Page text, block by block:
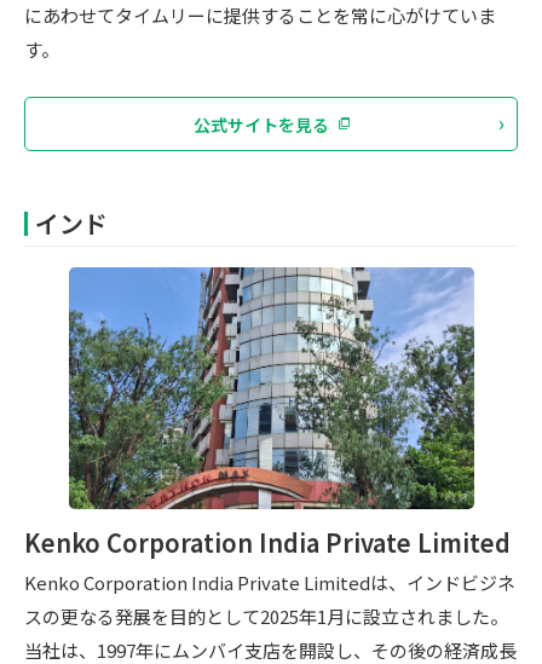
にあわせてタイムリーに提供することを常に心がけていま
す。
公式サイトを見る
インド
Kenko Corporation India Private Limited
Kenko Corporation India Private Limitedは、インドビジネ
スの更なる発展を目的として2025年1月に設立されました。
当社は、1997年にムンバイ支店を開設し、その後の経済成長